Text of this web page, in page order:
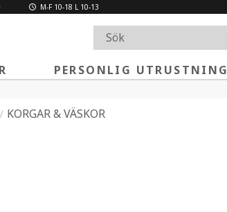
M-F 10-18 L 10-13
PERSONLIG UTRUSTNING
KORGAR & VÄSKOR